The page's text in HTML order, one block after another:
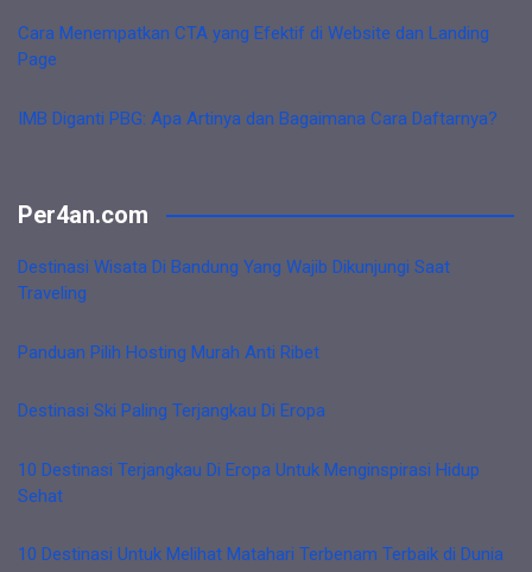
Cara Menempatkan CTA yang Efektif di Website dan Landing
Page
IMB Diganti PBG: Apa Artinya dan Bagaimana Cara Daftarnya?
Per4an.com
Destinasi Wisata Di Bandung Yang Wajib Dikunjungi Saat
Traveling
Panduan Pilih Hosting Murah Anti Ribet
Destinasi Ski Paling Terjangkau Di Eropa
10 Destinasi Terjangkau Di Eropa Untuk Menginspirasi Hidup
Sehat
10 Destinasi Untuk Melihat Matahari Terbenam Terbaik di Dunia